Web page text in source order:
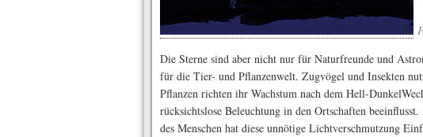
Die Sterne sind aber nicht nur für Naturfreunde und
für die Tier- und Pflanzenwelt. Zugvögel und Insekten
Pflanzen richten ihr Wachstum nach dem Hell-
rücksichtslose Beleuchtung in den Ortschaften
des Menschen hat diese unnötige Lichtverschmutzung